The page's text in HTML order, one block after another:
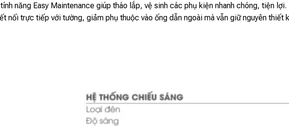
năng Easy Maintenance giúp tháo lắp, vệ sinh các phụ kiện nhanh chóng, tiện lợi.
nối trực tiếp với tường, giảm phụ thuộc vào ống dẫn ngoài mà vẫn giữ nguyên thiết